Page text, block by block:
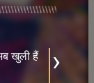
खुली हैं ›
को देखने और सामना